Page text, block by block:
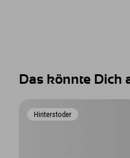
Das könnte Dich
Hinterstoder